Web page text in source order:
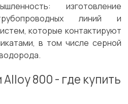
изготовление
линий и
которые контактируют
в том числе серной
800 - где купить